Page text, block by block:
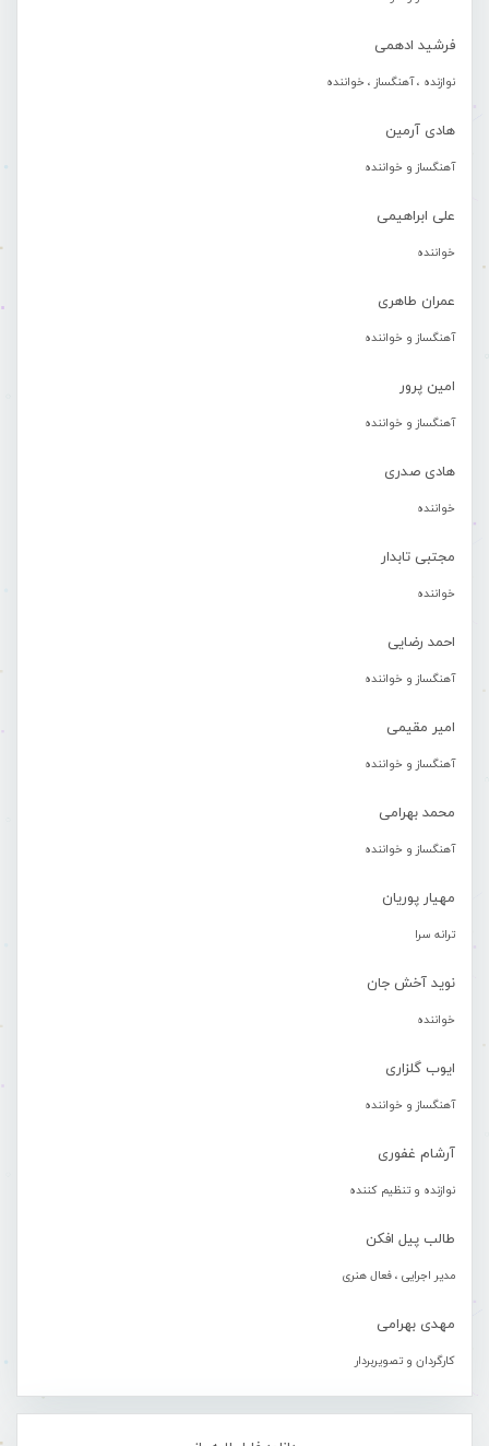
فرشید ادهمی
نوازنده ، آهنگساز ، خواننده
هادی آرمین
آهنگساز و خواننده
علی ابراهیمی
خواننده
عمران طاهری
آهنگساز و خواننده
امین پرور
آهنگساز و خواننده
هادی صدری
خواننده
مجتبی تابدار
خواننده
احمد رضایی
آهنگساز و خواننده
امیر مقیمی
آهنگساز و خواننده
محمد بهرامی
آهنگساز و خواننده
مهیار پوریان
ترانه سرا
نوید آخش جان
خواننده
ایوب گلزاری
آهنگساز و خواننده
آرشام غفوری
نوازنده و تنظیم کننده
طالب پیل افکن
مدیر اجرایی ، فعال هنری
مهدی بهرامی
کارگردان و تصویربردار